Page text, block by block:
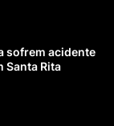
sofrem acidente
Santa Rita